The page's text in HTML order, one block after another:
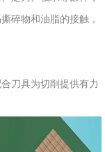
碎物和油脂的接触，
刀具为切削提供有力